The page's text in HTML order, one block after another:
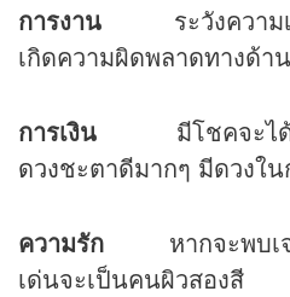
การงาน ระวังความเร่
เกิดความผิดพลาดทางด้า
การเงิน มีโชคจะได้เงิ
ดวงชะตาดีมากๆ มีดวงใน
ความรัก หากจะพบเจ
เด่นจะเป็นคนผิวสองสี